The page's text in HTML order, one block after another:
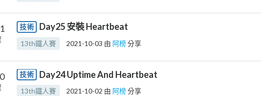
技術 Day25 安裝 Heartbeat
13th鐵人賽 2021-10-03 由 阿榜分享
技術 Day24 Uptime And Heartbeat
13th鐵人賽 2021-10-02 由 阿榜分享